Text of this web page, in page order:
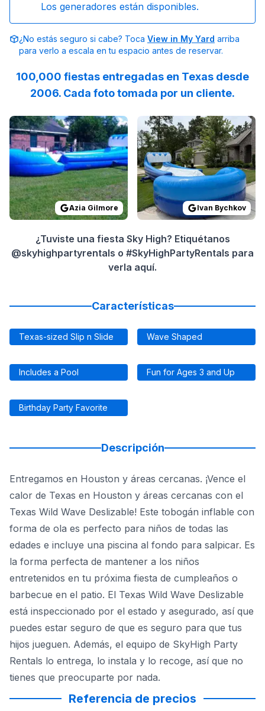
Los generadores están disponibles.
¿No estás seguro si cabe? Toca View in My Yard arriba
para verlo a escala en tu espacio antes de reservar.
100,000 fiestas entregadas en Texas desde
2006. Cada foto tomada por un cliente.
Reviewed onGoogleReviews byAzia Gilmore:
Azia Gilmore
Reviewed onGoogleReviews
Ivan Bychkov
¿Tuviste una fiesta Sky High? Etiquétanos
@skyhighpartyrentals o #SkyHighPartyRentals para
verla aquí.
Características
Texas-sized Slip n Slide Wave Shaped
Includes a Pool Fun for Ages 3 and Up
Birthday Party Favorite
Descripción
Entregamos en Houston y áreas cercanas. ¡Vence el
calor de Texas en Houston y áreas cercanas con el
Texas Wild Wave Deslizable! Este tobogán inflable con
forma de ola es perfecto para niños de todas las
edades e incluye una piscina al fondo para salpicar. Es
la forma perfecta de mantener a los niños
entretenidos en tu próxima fiesta de cumpleaños o
barbecue en el patio. El Texas Wild Wave Deslizable
está inspeccionado por el estado y asegurado, así que
puedes estar seguro de que es seguro para que tus
hijos jueguen. Además, el equipo de SkyHigh Party
Rentals lo entrega, lo instala y lo recoge, así que no
tienes que preocuparte por nada.
Referencia de precios